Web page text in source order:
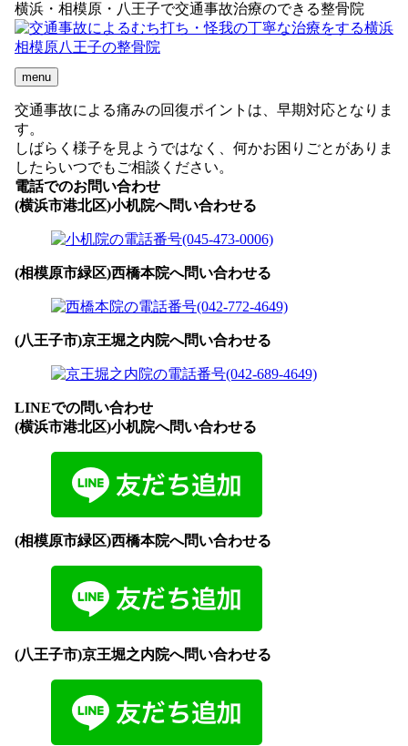
横浜・相模原・八王子で交通事故治療のできる整骨院
menu
交通事故による痛みの回復ポイントは、早期対応となりま
す。
しばらく様子を見ようではなく、何かお困りごとがありま
したらいつでもご相談ください。
電話でのお問い合わせ
(横浜市港北区)小机院へ問い合わせる
(相模原市緑区)西橋本院へ問い合わせる
(八王子市)京王堀之内院へ問い合わせる
LINEでの問い合わせ
(横浜市港北区)小机院へ問い合わせる
(相模原市緑区)西橋本院へ問い合わせる
(八王子市)京王堀之内院へ問い合わせる